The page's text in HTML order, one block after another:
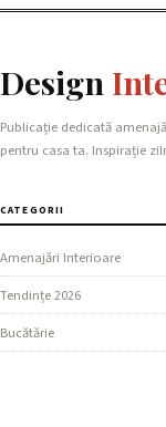
Design
Publicație dedicată
pentru casa ta. Inspirație
CATEGORII
Amenajări Interioare
Tendințe 2026
Bucătărie